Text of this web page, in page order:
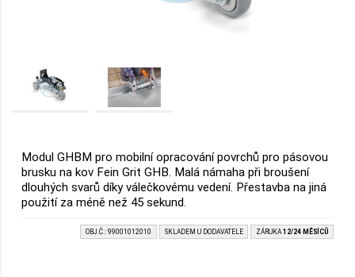
Modul GHBM pro mobilní opracování povrchů pro pásovou
brusku na kov Fein Grit GHB. Malá námaha při broušení
dlouhých svarů díky válečkovému vedení. Přestavba na jiná
použití za méně než 45 sekund.
OBJ.Č.: 99001012010 SKLADEM U DODAVATELE ZÁRUKA 12/24 MĚSÍCŮ